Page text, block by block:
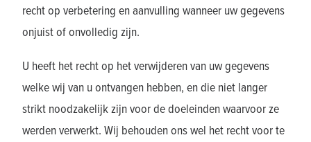
recht op verbetering en aanvulling wanneer uw gegevens
onjuist of onvolledig zijn.
U heeft het recht op het verwijderen van uw gegevens
welke wij van u ontvangen hebben, en die niet langer
strikt noodzakelijk zijn voor de doeleinden waarvoor ze
werden verwerkt. Wij behouden ons wel het recht voor te